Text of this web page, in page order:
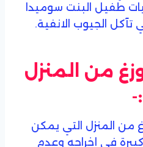
طفيل البنت سوميدا
الجيوب الانفية.
من المنزل
:-
من المنزل التي يمكن
كبيرة في إخراجه وعدم